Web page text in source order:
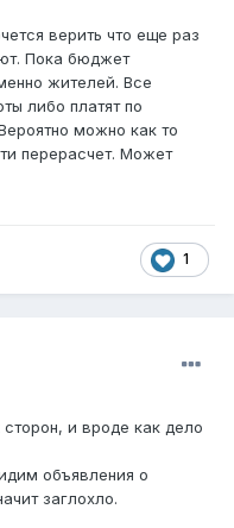
верить что еще раз
Пока бюджет
жителей. Все
либо платят по
можно как то
перерасчет. Может
1
и вроде как дело
объявления о
заглохло.